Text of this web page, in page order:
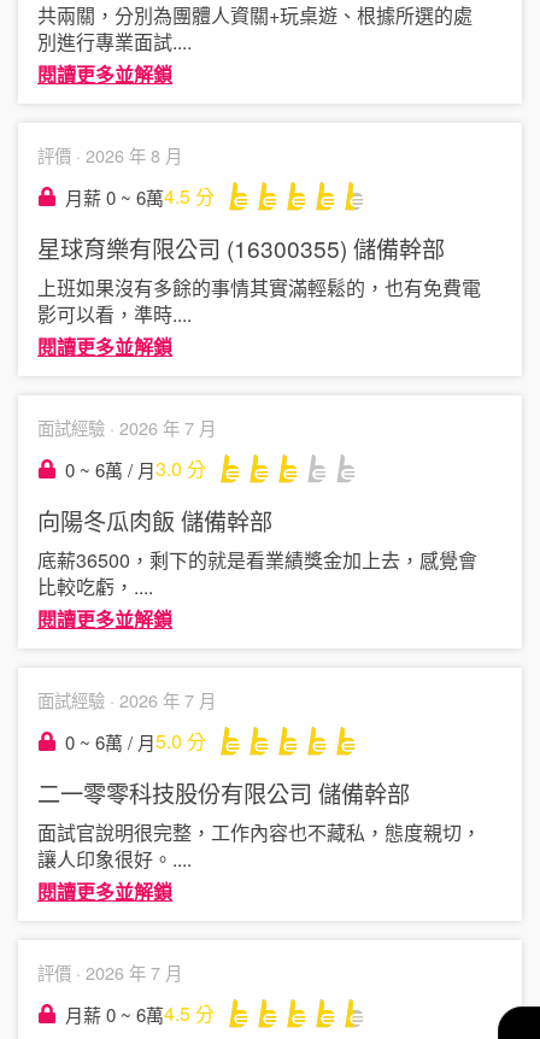
共兩關，分別為團體人資關+玩桌遊、根據所選的處
別進行專業面試....
閱讀更多並解鎖
評價 · 2026 年 8 月
月薪 0 ~ 6萬4.5分
星球育樂有限公司 (16300355) 儲備幹部
上班如果沒有多餘的事情其實滿輕鬆的，也有免費電
影可以看，準時....
閱讀更多並解鎖
面試經驗 · 2026 年 7 月
0 ~ 6萬 / 月3.0 分
向陽冬瓜肉飯 儲備幹部
底薪36500，剩下的就是看業績獎金加上去，感覺會
比較吃虧， ....
閱讀更多並解鎖
面試經驗 · 2026 年 7 月
0 ~ 6萬 / 月5.0 分
二一零零科技股份有限公司 儲備幹部
面試官說明很完整，工作內容也不藏私，態度親切，
讓人印象很好。 ....
閱讀更多並解鎖
評價 · 2026 年 7 月
月薪 0 ~ 6萬4.5分